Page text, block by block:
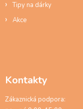
Tipy na dárky
Akce
Kontakty
Zákaznická podpora: